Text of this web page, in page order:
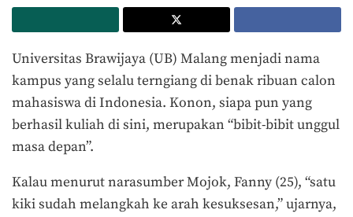
Universitas Brawijaya (UB) Malang menjadi nama
kampus yang selalu terngiang di benak ribuan calon
mahasiswa di Indonesia. Konon, siapa pun yang
berhasil kuliah di sini, merupakan “bibit-bibit unggul
masa depan”.
Kalau menurut narasumber Mojok, Fanny (25), “satu
kiki sudah melangkah ke arah kesuksesan,” ujarnya,